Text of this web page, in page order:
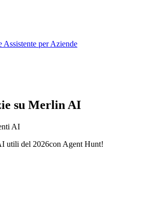
per Aziende
su Merlin AI
AI
utili del 2026con Agent Hunt!